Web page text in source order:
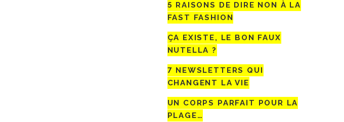
5 RAISONS DE DIRE NON À LA
FAST FASHION
ÇA EXISTE, LE BON FAUX
NUTELLA ?
7 NEWSLETTERS QUI
CHANGENT LA VIE
UN CORPS PARFAIT POUR LA
PLAGE…